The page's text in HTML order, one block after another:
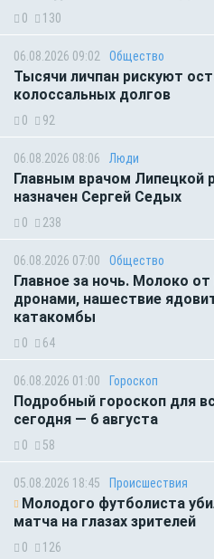
0 130
06.08.2026 09:02 Общество
Тысячи личпан рискуют
колоссальных долгов
0 92
06.08.2026 08:06 Люди
Главным врачом Липецкой
назначен Сергей Седых
0 238
06.08.2026 07:00 Общество
Главное за ночь. Молоко
дронами, нашествие
катакомбы
0 64
06.08.2026 01:00 Гороскоп
Подробный гороскоп для
сегодня — 6 августа
0 58
05.08.2026 18:45 Происшествия
Молодого футболиста
матча на глазах зрителей
0 126